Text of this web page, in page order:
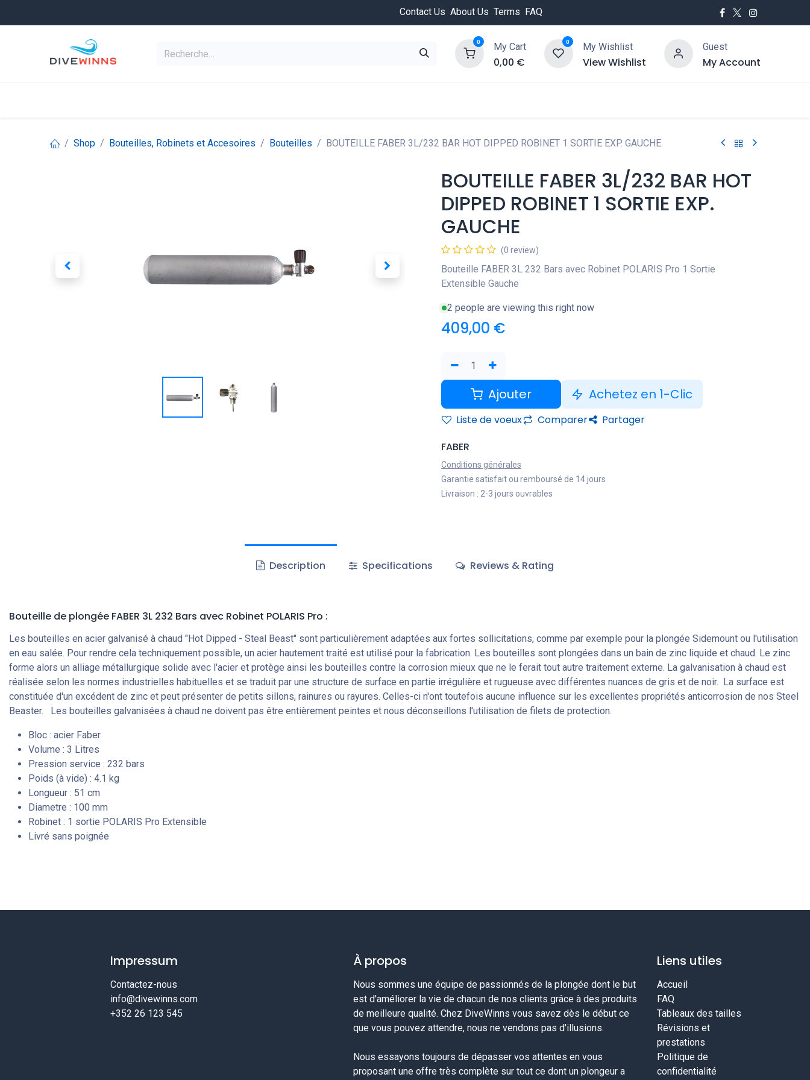
Contact Us About Us Terms FAQ
0 My Cart
0,00 €
0 My Wishlist
View Wishlist
Guest
My Account
HOT
Shop Bouteilles, Robinets et Accesoires Bouteilles BOUTEILLE FABER 3L/232 BAR HOT DIPPED ROBINET 1 SORTIE EXP. GAUCHE
BOUTEILLE FABER 3L/232 BAR HOT
DIPPED ROBINET 1 SORTIE EXP.
GAUCHE
(0 review)
Bouteille FABER 3L 232 Bars avec Robinet POLARIS Pro 1 Sortie
Extensible Gauche
2 people are viewing this right now
409,00 €
Ajouter Achetez en 1-Clic
Liste de voeux Comparer
Partager
FABER
Conditions générales
Garantie satisfait ou remboursé de 14 jours
Livraison : 2-3 jours ouvrables
Description Specifications Reviews & Rating
Bouteille de plongée FABER 3L 232 Bars avec Robinet POLARIS Pro :
Les bouteilles en acier galvanisé à chaud "Hot Dipped - Steal Beast" sont particulièrement adaptées aux fortes sollicitations, comme par exemple pour la plongée Sidemount ou l'utilisation
en eau salée. Pour rendre cela techniquement possible, un acier hautement traité est utilisé pour la fabrication. Les bouteilles sont plongées dans un bain de zinc liquide et chaud. Le zinc
forme alors un alliage métallurgique solide avec l'acier et protège ainsi les bouteilles contre la corrosion mieux que ne le ferait tout autre traitement externe. La galvanisation à chaud est
réalisée selon les normes industrielles habituelles et se traduit par une structure de surface en partie irrégulière et rugueuse avec différentes nuances de gris et de noir. La surface est
constituée d'un excédent de zinc et peut présenter de petits sillons, rainures ou rayures. Celles-ci n'ont toutefois aucune influence sur les excellentes propriétés anticorrosion de nos Steel
Beaster. Les bouteilles galvanisées à chaud ne doivent pas être entièrement peintes et nous déconseillons l'utilisation de filets de protection.
Bloc : acier Faber
Volume : 3 Litres
Pression service : 232 bars
Poids (à vide) : 4.1 kg
Longueur : 51 cm
Diametre : 100 mm
Robinet : 1 sortie POLARIS Pro Extensible
Livré sans poignée
Impressum
Contactez-nous
info@divewinns.com
+352 26 123 545
À propos
Nous sommes une équipe de passionnés de la plongée dont le but
est d'améliorer la vie de chacun de nos clients grâce à des produits
de meilleure qualité. Chez DiveWinns vous savez dès le début ce
que vous pouvez attendre, nous ne vendons pas d'illusions.
Nous essayons toujours de dépasser vos attentes en vous
proposant une offre très complète sur tout ce dont un plongeur a
Liens utiles
Accueil
FAQ
Tableaux des tailles
Révisions et
prestations
Politique de
confidentialité